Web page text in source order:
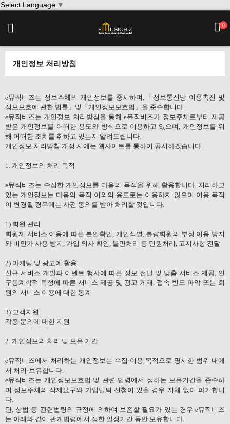
Select Language ▼
0
개인정보 처리방침
e뮤직비즈는 정보주체의 개인정보를 중시하며, 「정보통신망 이용촉진 및
정보보호에 관한 법률」및「개인정보보호법」을 준수합니다.
e뮤직비즈는 개인정보 처리방침을 통해 e뮤직비즈가 정보주체로부터 제공
받은 개인정보를 어떠한 용도와 방식으로 이용하고 있으며, 개인정보를 위
해 어떠한 조치를 취하고 있는지 알려드립니다.
개인정보 처리방침 개정 시에는 웹사이트를 통하여 공시하겠습니다.
1. 개인정보의 처리 목적
e뮤직비즈는 수집한 개인정보를 다음의 목적을 위해 활용합니다. 처리하고
있는 개인정보는 다음의 목적 이외의 용도로는 이용하지 않으며 이용 목적
이 변경될 경우에는 사전 동의를 받아 처리할 것입니다.
1) 회원 관리
회원제 서비스 이용에 따른 본인확인, 개인식별, 불량회원의 부정 이용 방지
와 비인가 사용 방지, 가입 의사 확인, 불만처리 등 민원처리, 고지사항 전달
2) 마케팅 및 광고에 활용
신규 서비스 개발과 이벤트 행사에 따른 정보 전달 및 맞춤 서비스 제공, 인
구통계학적 특성에 따른 서비스 제공 및 광고 게재, 접속 빈도 파악 또는 회
원의 서비스 이용에 대한 통계
3) 고객지원
각종 문의에 대한 지원
2. 개인정보의 처리 및 보유 기간
e뮤직비즈에서 처리하는 개인정보는 수집·이용 목적으로 명시한 범위 내에
서 처리·보유합니다.
e뮤직비즈는 개인정보보호법 및 관련 법령에서 정하는 보유기간을 준수하
며 정보주체의 삭제요구와 가입탈퇴 신청이 있을 경우 지체 없이 파기합니
다.
단,상법 등 관련법령의 규정에 의하여 보존할 필요가 있는 경우 e뮤직비즈
는 아래와 같이 관계법령에서 정한 일정기간 동안 보유합니다.